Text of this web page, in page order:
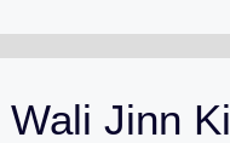
Wali Jinn Ki